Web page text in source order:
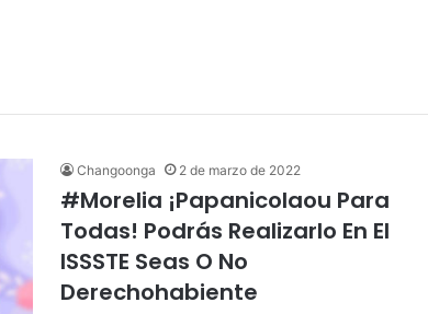
Changoonga 2 de marzo de 2022
#Morelia ¡Papanicolaou Para
Todas! Podrás Realizarlo En El
ISSSTE Seas O No
Derechohabiente